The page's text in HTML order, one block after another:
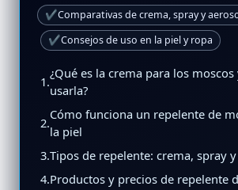
✔Comparativas de crema, spray y
✔Consejos de uso en la piel y ropa
1.
¿Qué es la crema para los
usarla?
2.
Cómo funciona un repelente de
la piel
3.Tipos de repelente: crema, spray
4.Productos y precios de repelente